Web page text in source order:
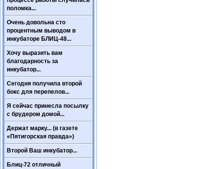
поломка...
Очень довольна сто
процентным выводом в
инкубаторе БЛИЦ-48...
Хочу выразить вам
благодарность за
инкубатор...
Сегодня получила второй
бокс для перепелов...
Я сейчас принесла посылку
с брудером домой...
Держат марку... (в газете
«Пятигорская правда»)
Второй Ваш инкубатор...
Блиц-72 отличный